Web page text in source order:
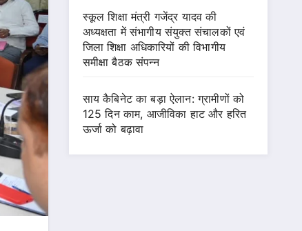
स्कूल शिक्षा मंत्री गजेंद्र यादव की
अध्यक्षता में संभागीय संयुक्त संचालकों एवं
जिला शिक्षा अधिकारियों की विभागीय
समीक्षा बैठक संपन्न
साय कैबिनेट का बड़ा ऐलान: ग्रामीणों को
125 दिन काम, आजीविका हाट और हरित
ऊर्जा को बढ़ावा